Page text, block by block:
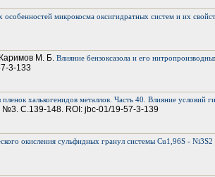
микрокосма оксигидратных систем и их
М. Б. Влияние бензоксазола и его
3-133
халькогенидов металлов. Часть 40. Влияние условий
№3. С.139-148. ROI: jbc-01/19-57-3-139
окисления сульфидных гранул системы Cu1,96S -